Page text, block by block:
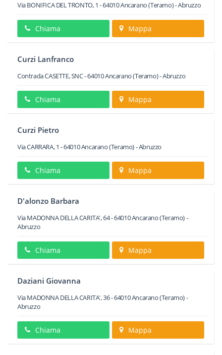
Via BONIFICA DEL TRONTO, 1 -64010Ancarano(Teramo) -Abruzzo
Chiama Mappa
Curzi Lanfranco
Contrada CASETTE, SNC-64010Ancarano(Teramo) -Abruzzo
Chiama Mappa
Curzi Pietro
Via CARRARA, 1 -64010Ancarano(Teramo) -Abruzzo
Chiama Mappa
D'alonzo Barbara
Via MADONNA DELLA CARITA', 64-64010Ancarano(Teramo) -
Abruzzo
Chiama Mappa
Daziani Giovanna
Via MADONNA DELLA CARITA', 36-64010Ancarano(Teramo) -
Abruzzo
Chiama Mappa